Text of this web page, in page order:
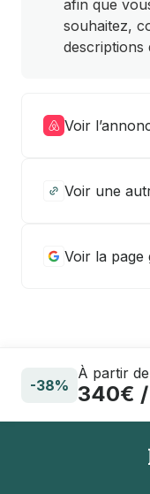
afin que
souhaitez,
descriptions
Voir
Voir une
Voir la page
-38%
À partir de
340€